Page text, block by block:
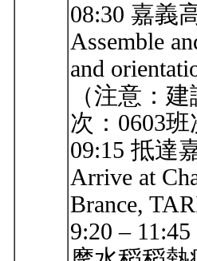
08:30 嘉義
Assemble
and
（注意：
次：0603
09:15 抵達
Arrive at
Brance,
9:20 –